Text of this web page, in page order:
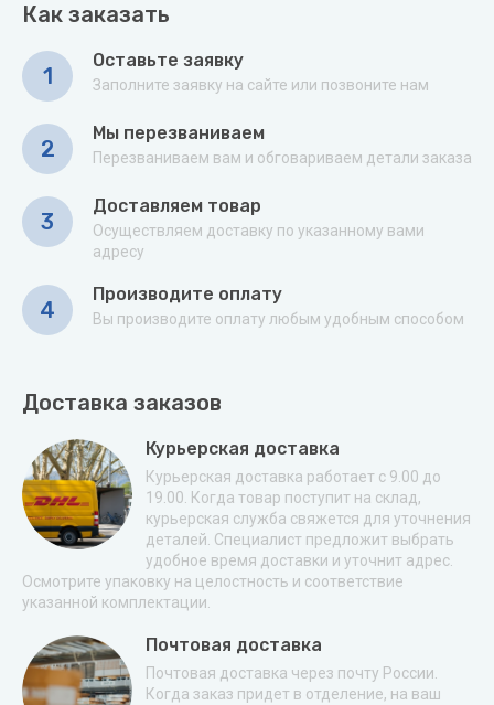
Как заказать
1
Оставьте заявку
Заполните заявку на сайте или позвоните нам
2
Мы перезваниваем
Перезваниваем вам и обговариваем детали заказа
3
Доставляем товар
Осуществляем доставку по указанному вами
адресу
4
Производите оплату
Вы производите оплату любым удобным способом
Доставка заказов
Курьерская доставка
Курьерская доставка работает с 9.00 до
19.00. Когда товар поступит на склад,
курьерская служба свяжется для уточнения
деталей. Специалист предложит выбрать
удобное время доставки и уточнит адрес.
Осмотрите упаковку на целостность и соответствие
указанной комплектации.
Почтовая доставка
Почтовая доставка через почту России.
Когда заказ придет в отделение, на ваш